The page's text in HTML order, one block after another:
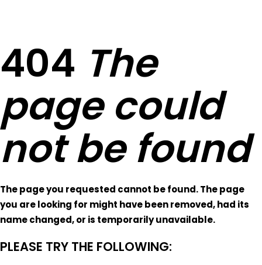
404 The
page could
not be found
The page you requested cannot be found. The page
you are looking for might have been removed, had its
name changed, or is temporarily unavailable.
PLEASE TRY THE FOLLOWING: